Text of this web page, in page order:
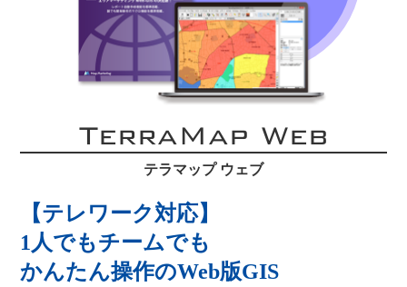
TerraMap Web
テラマップ ウェブ
【テレワーク対応】
1人でもチームでも
かんたん操作のWeb版GIS